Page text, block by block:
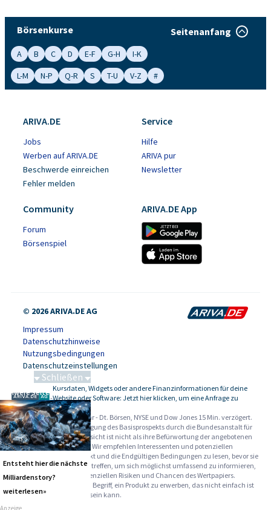
Börsenkurse Seitenanfang
A B C D E-F G-H
I-K
L-M
N-P Q-R S T-U V-Z #
ARIVA.DE
Jobs
Werben auf ARIVA.DE
Beschwerde einreichen
Fehler melden
Service
Hilfe
ARIVA pur
Newsletter
Community
Forum
Börsenspiel
ARIVA.DE App
© 2026 ARIVA.DE AG
Impressum
Datenschutzhinweise
Nutzungsbedingungen
Datenschutzeinstellungen
-
Kursdaten, Widgets oder andere Finanzinformationen für deine
Website oder Software: Jetzt hier klicken, um eine Anfrage zu
stellen.
Alle Angaben ohne Gewähr - Dt. Börsen, NYSE und Dow Jones 15 Min. verzögert.
Werbehinweise:Die Billigung des Basisprospekts durch die Bundesanstalt für
Finanzdienstleistungsaufsicht ist nicht als ihre Befürwortung der angebotenen
Wertpapiere zu verstehen. Wir empfehlen Interessenten und potenziellen
Anlegern den Basisprospekt und die Endgültigen Bedingungen zu lesen, bevor sie
eine Anlageentscheidung treffen, um sich möglichst umfassend zu informieren,
insbesondere über die potenziellen Risiken und Chancen des Wertpapiers.
Warnhinweise: Sie sind im Begriff, ein Produkt zu erwerben, das nicht einfach ist
und schwer zu verstehen sein kann.
Schließen
Schwere Seltene Erden
Entsteht hier die nächste
Milliardenstory?
weiterlesen»
Anzeige